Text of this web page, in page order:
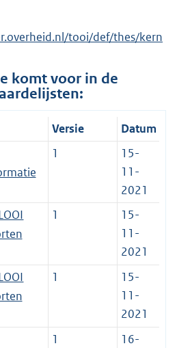
tooi/def/thes/kern
komt voor in de
Versie Datum
1
15-
11-
2021
1
15-
11-
2021
1
15-
11-
2021
1
16-